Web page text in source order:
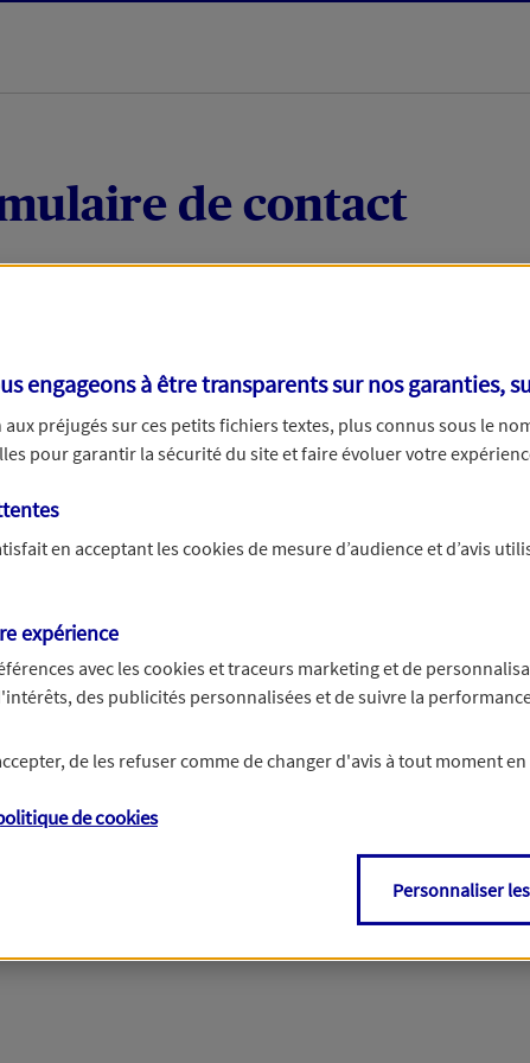
de contact
:
de droits sur les informations vous concernant. Pour plus d’informations,
engageons à être transparents sur nos garanties,
préjugés sur ces petits fichiers textes, plus connus sous le
pour garantir la sécurité du site et faire évoluer votre
en acceptant lescookiesde mesure d’audience et d’avis
expérience
avec lescookies et traceurs marketing et de
des publicités personnalisées et de suivre la
de les refuser comme de changer d'avis à tout moment
decookies
Personnaliser